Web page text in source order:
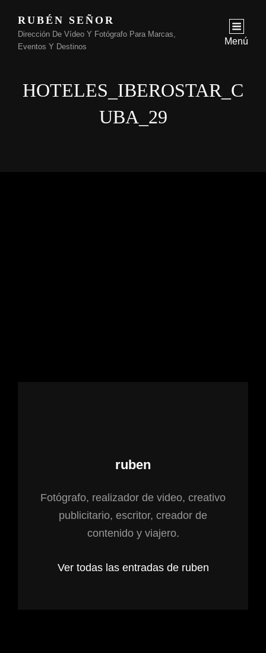
RUBÉN SEÑOR
Dirección De Vídeo Y Fotógrafo Para Marcas,
Eventos Y Destinos
Menú
HOTELES_IBEROSTAR_C
UBA_29
Autor:
ruben
Fotógrafo, realizador de video, creativo
publicitario, escritor, creador de
contenido y viajero.
Ver todas las entradas de ruben